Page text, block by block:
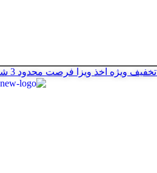
تخفیف ویژه اخذ ویزا فرصت محدود 3 شب اقامت رایگان هتل